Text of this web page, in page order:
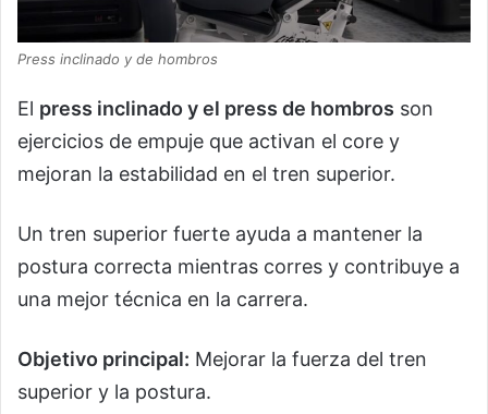
Press inclinado y de hombros
El press inclinado y el press de hombros son
ejercicios de empuje que activan el core y
mejoran la estabilidad en el tren superior.
Un tren superior fuerte ayuda a mantener la
postura correcta mientras corres y contribuye a
una mejor técnica en la carrera.
Objetivo principal: Mejorar la fuerza del tren
superior y la postura.